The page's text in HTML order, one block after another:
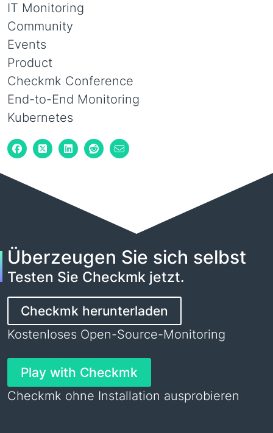
IT Monitoring
Community
Events
Product
Checkmk Conference
End-to-End Monitoring
Kubernetes
Überzeugen Sie sich selbst
Testen Sie Checkmk jetzt.
Checkmk herunterladen
Kostenloses Open-Source-Monitoring
Play with Checkmk
Checkmk ohne Installation ausprobieren